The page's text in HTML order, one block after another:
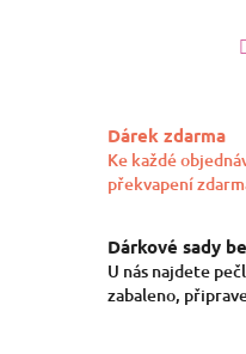
Dárek zdarma
Ke každé
překvapení
Dárkové sady
U nás najdete
zabaleno,